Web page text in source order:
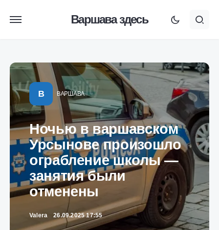
Варшава здесь
В ВАРШАВА
Ночью в варшавском
Урсынове произошло
ограбление школы —
занятия были
отменены
Valera 26.09.2025 17:55